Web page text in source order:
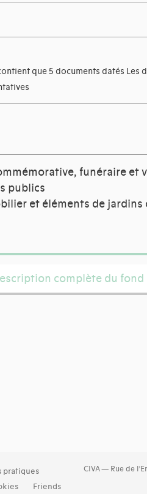
que 5 documents datés Les
funéraire et
publics
et éléments de jardins
complète du fond
pratiques
Friends
CIVA — Rue de